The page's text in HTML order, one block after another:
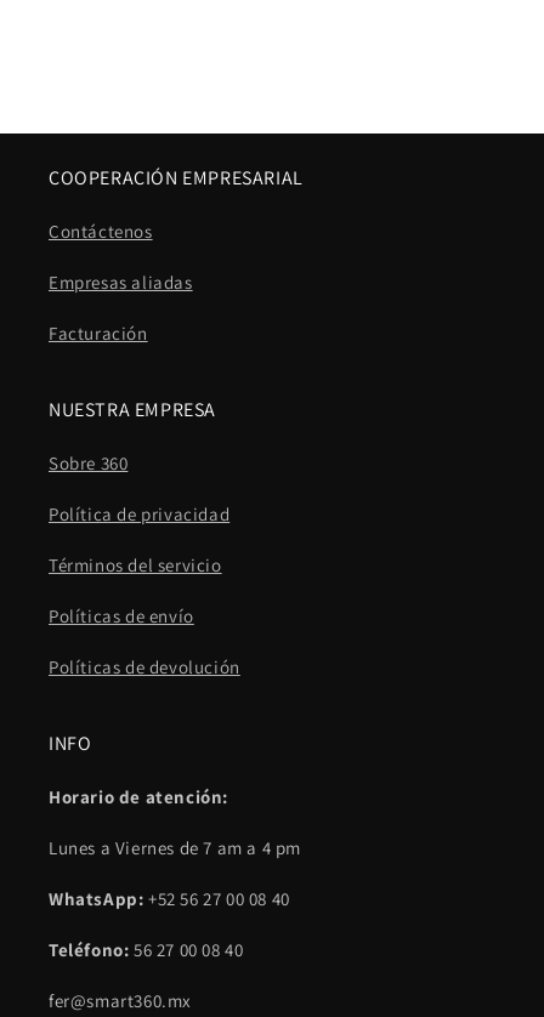
COOPERACIÓN EMPRESARIAL
Contáctenos
Empresas aliadas
Facturación
NUESTRA EMPRESA
Sobre 360
Política de privacidad
Términos del servicio
Políticas de envío
Políticas de devolución
INFO
Horario de atención:
Lunes a Viernes de 7 am a 4 pm
WhatsApp: +52 56 27 00 08 40
Teléfono: 56 27 00 08 40
fer@smart360.mx